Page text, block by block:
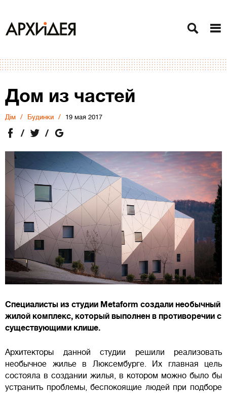
Дом из частей
Дiм Будинки 19 мая 2017
Специалисты из студии Metaform создали необычный
жилой комплекс, который выполнен в противоречии с
существующими клише.
Архитекторы данной студии решили реализовать
необычное жилье в Люксембурге. Их главная цель
состояла в создании жилья, в котором можно было бы
устранить проблемы, беспокоящие людей при подборе